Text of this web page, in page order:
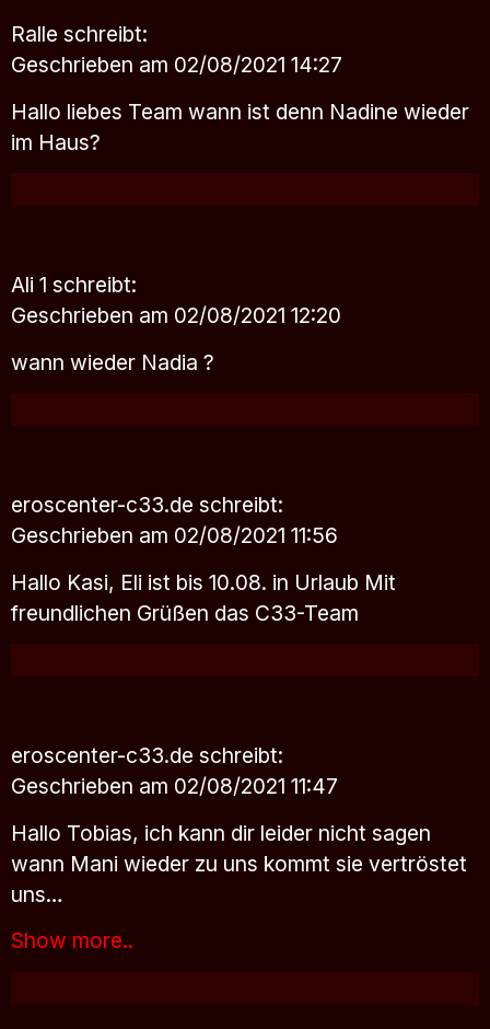
Ralle schreibt:
Geschrieben am 02/08/2021 14:27
Hallo liebes Team wann ist denn Nadine wieder
im Haus?
Ali 1 schreibt:
Geschrieben am 02/08/2021 12:20
wann wieder Nadia ?
eroscenter-c33.de schreibt:
Geschrieben am 02/08/2021 11:56
Hallo Kasi, Eli ist bis 10.08. in Urlaub Mit
freundlichen Grüßen das C33-Team
eroscenter-c33.de schreibt:
Geschrieben am 02/08/2021 11:47
Hallo Tobias, ich kann dir leider nicht sagen
wann Mani wieder zu uns kommt sie vertröstet
uns…
Show more..